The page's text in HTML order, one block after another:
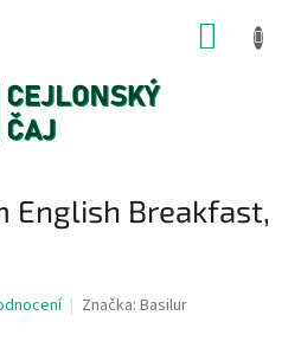
English Breakfast,
Značka: Basilur